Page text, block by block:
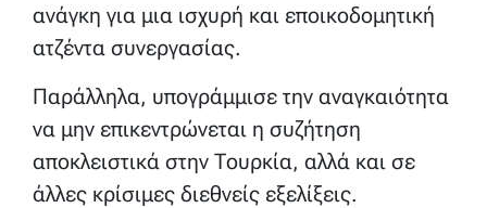
ανάγκη για μια ισχυρή και εποικοδομητική
ατζέντα συνεργασίας.
Παράλληλα, υπογράμμισε την αναγκαιότητα
να μην επικεντρώνεται η συζήτηση
αποκλειστικά στην Τουρκία, αλλά και σε
άλλες κρίσιμες διεθνείς εξελίξεις.